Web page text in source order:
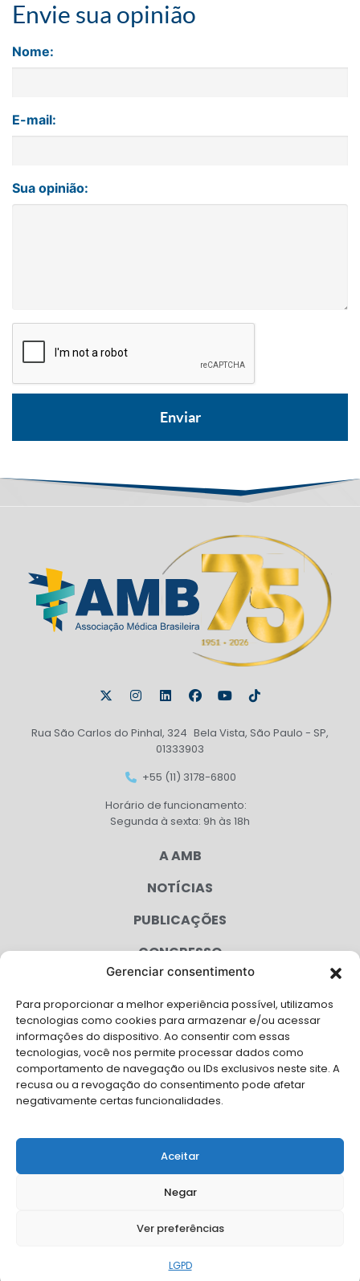
Gerenciar consentimento
Para proporcionar a melhor experiência possível, utilizamos
tecnologias como cookies para armazenar e/ou acessar
informações do dispositivo. Ao consentir com essas
tecnologias, você nos permite processar dados como
comportamento de navegação ou IDs exclusivos neste site. A
recusa ou a revogação do consentimento pode afetar
negativamente certas funcionalidades.
Aceitar
Negar
Ver preferências
LGPD
Envie sua opinião
Nome:
E-mail:
Sua opinião:
Rua São Carlos do Pinhal, 324 Bela Vista, São Paulo - SP,
01333903
+55 (11) 3178-6800
Horário de funcionamento:
Segunda à sexta: 9h às 18h
A AMB
NOTÍCIAS
PUBLICAÇÕES
CONGRESSO
CAMPANHAS
SERVIÇOS
FILIADAS
FALE CONOSCO
Solicite Apoio Institucional da AMB para o seu evento